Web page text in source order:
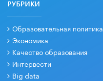
РУБРИКИ
Образовательная политика
Экономика
Качество образования
Интервести
Big data